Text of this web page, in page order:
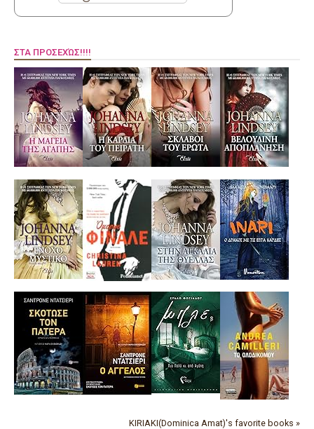
ΣΤΑ ΠΡΟΣΕΧΏΣ!!!!
KIRIAKI(Dominica Amat)'s favorite books »